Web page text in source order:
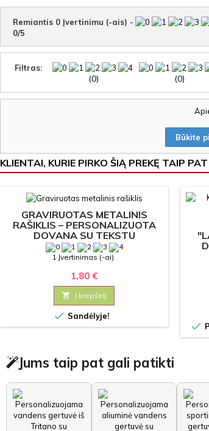
Remiantis 0 Įvertinimu (-ais) -
0/5
Filtras:
(0) (0)
Būkite
KLIENTAI, KURIE PIRKO ŠIĄ PREKĘ TAIP
GRAVIRUOTAS METALINIS
RAŠIKLIS – PERSONALIZUOTA
DOVANA SU TEKSTU
1 Įvertinimas (-ai)
1,80 €
 Į krepšelį
 Sandėlyje!

Jums taip pat gali patikti